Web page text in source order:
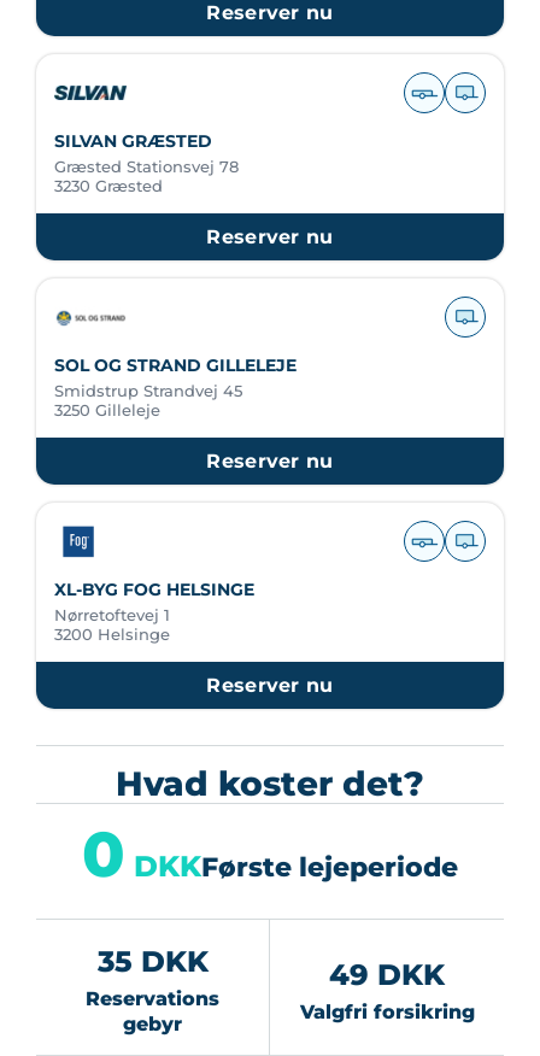
Reserver nu
SILVAN GRÆSTED
Græsted Stationsvej 78
3230 Græsted
Reserver nu
SOL OG STRAND GILLELEJE
Smidstrup Strandvej 45
3250 Gilleleje
Reserver nu
XL-BYG FOG HELSINGE
Nørretoftevej 1
3200 Helsinge
Reserver nu
Hvad koster det?
35 DKK
Reservations
gebyr
0 DKKFørste lejeperiode
49 DKK
Valgfri forsikring